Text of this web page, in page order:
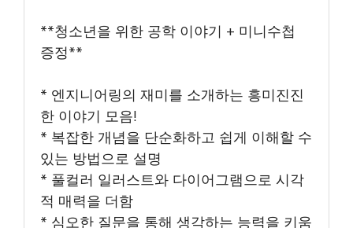
**청소년을 위한 공학 이야기 + 미니수첩
증정**
* 엔지니어링의 재미를 소개하는 흥미진진
한 이야기 모음!
* 복잡한 개념을 단순화하고 쉽게 이해할 수
있는 방법으로 설명
* 풀컬러 일러스트와 다이어그램으로 시각
적 매력을 더함
* 심오한 질문을 통해 생각하는 능력을 키움